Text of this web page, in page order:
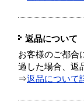
返品について
お客様のご都合
過した場合、返
⇒返品について